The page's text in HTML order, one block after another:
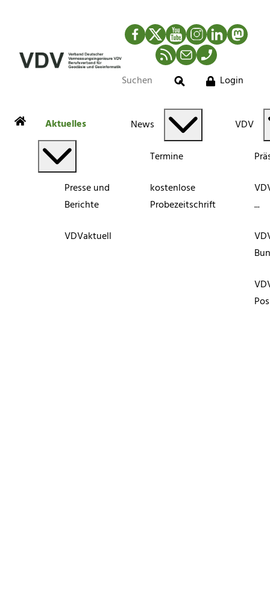
Facebook
TwitterYouTubeInstagram
LinkedIn
RSS-Newsfeed
MailTelefon
Suche
Login
Aktuelles
Presse und
Berichte
VDVaktuell
News
Termine
kostenlose
Probezeitschrift
VDV
...